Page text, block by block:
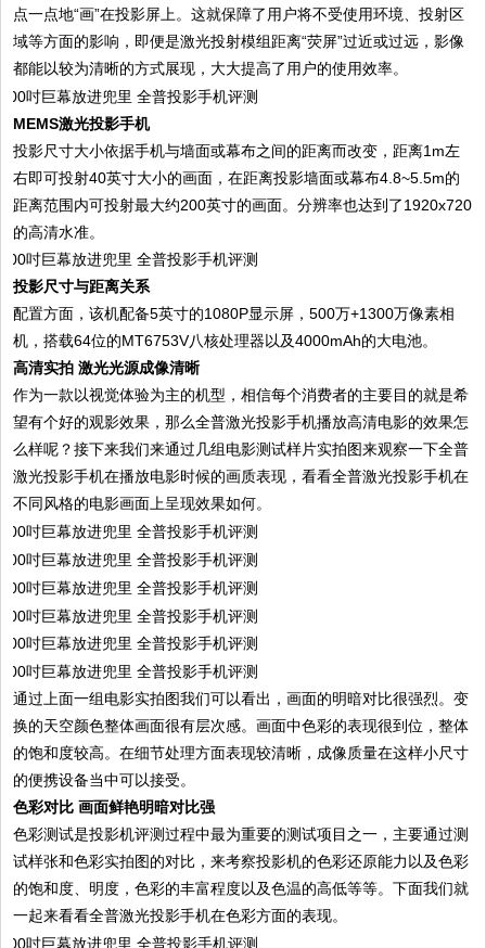
点一点地“画”在投影屏上。这就保障了用户将不受使用环境、投射区
域等方面的影响，即便是激光投射模组距离“荧屏”过近或过远，影像
都能以较为清晰的方式展现，大大提高了用户的使用效率。
MEMS激光投影手机
投影尺寸大小依据手机与墙面或幕布之间的距离而改变，距离1m左
右即可投射40英寸大小的画面，在距离投影墙面或幕布4.8~5.5m的
距离范围内可投射最大约200英寸的画面。分辨率也达到了1920x720
的高清水准。
投影尺寸与距离关系
配置方面，该机配备5英寸的1080P显示屏，500万+1300万像素相
机，搭载64位的MT6753V八核处理器以及4000mAh的大电池。
高清实拍 激光光源成像清晰
作为一款以视觉体验为主的机型，相信每个消费者的主要目的就是希
望有个好的观影效果，那么全普激光投影手机播放高清电影的效果怎
么样呢？接下来我们来通过几组电影测试样片实拍图来观察一下全普
激光投影手机在播放电影时候的画质表现，看看全普激光投影手机在
不同风格的电影画面上呈现效果如何。
通过上面一组电影实拍图我们可以看出，画面的明暗对比很强烈。变
换的天空颜色整体画面很有层次感。画面中色彩的表现很到位，整体
的饱和度较高。在细节处理方面表现较清晰，成像质量在这样小尺寸
的便携设备当中可以接受。
色彩对比 画面鲜艳明暗对比强
色彩测试是投影机评测过程中最为重要的测试项目之一，主要通过测
试样张和色彩实拍图的对比，来考察投影机的色彩还原能力以及色彩
的饱和度、明度，色彩的丰富程度以及色温的高低等等。下面我们就
一起来看看全普激光投影手机在色彩方面的表现。